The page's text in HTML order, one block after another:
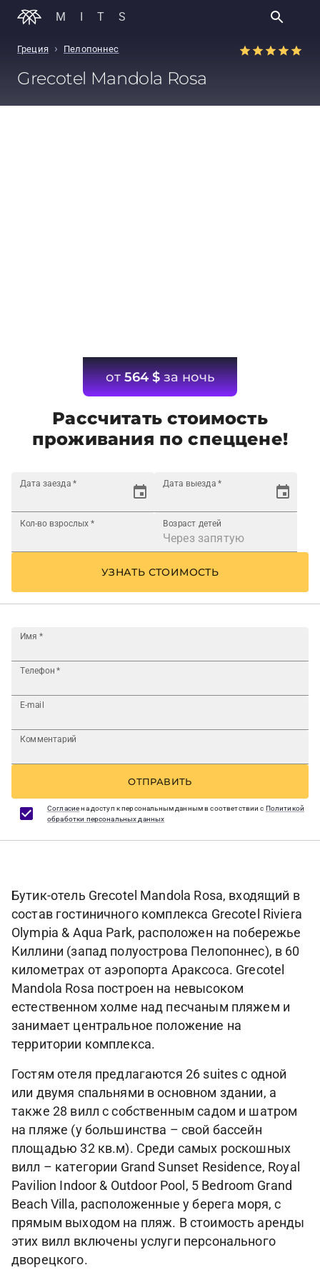
MITS
Греция › Пелопоннес
Grecotel Mandola Rosa
от564 $за ночь
Рассчитать стоимость
проживания по спеццене!
Дата заезда * Дата выезда *
Кол-во взрослых * Возраст детей
УЗНАТЬ СТОИМОСТЬ
Имя *
Телефон *
E-mail
Комментарий
ОТПРАВИТЬ
Согласиена доступ к персональным данным в соответствии с Политикой
обработки персональных данных
Бутик-отель Grecotel Mandola Rosa, входящий в
состав гостиничного комплекса Grecotel Riviera
Olympia & Aqua Park, расположен на побережье
Киллини (запад полуострова Пелопоннес), в 60
километрах от аэропорта Араксоса. Grecotel
Mandola Rosa построен на невысоком
естественном холме над песчаным пляжем и
занимает центральное положение на
территории комплекса.
Гостям отеля предлагаются 26 suites с одной
или двумя спальнями в основном здании, а
также 28 вилл с собственным садом и шатром
на пляже (у большинства – свой бассейн
площадью 32 кв.м). Среди самых роскошных
вилл – категории Grand Sunset Residence, Royal
Pavilion Indoor & Outdoor Pool, 5 Bedroom Grand
Beach Villa, расположенные у берега моря, с
прямым выходом на пляж. В стоимость аренды
этих вилл включены услуги персонального
дворецкого.